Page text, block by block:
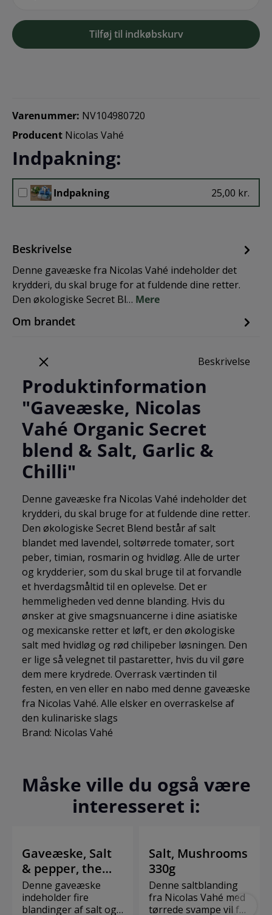
Tilføj til indkøbskurv
Varenummer: NV104980720
Producent Nicolas Vahé
Indpakning:
Indpakning 25,00 kr.
Beskrivelse
Denne gaveæske fra Nicolas Vahé indeholder det
krydderi, du skal bruge for at fuldende dine retter.
Den økologiske Secret Bl… Mere
Om brandet
Beskrivelse
Produktinformation
"Gaveæske, Nicolas
Vahé Organic Secret
blend & Salt, Garlic &
Chilli"
Denne gaveæske fra Nicolas Vahé indeholder det
krydderi, du skal bruge for at fuldende dine retter.
Den økologiske Secret Blend består af salt
blandet med lavendel, soltørrede tomater, sort
peber, timian, rosmarin og hvidløg. Alle de urter
og krydderier, som du skal bruge til at forvandle
et hverdagsmåltid til en oplevelse. Det er
hemmeligheden ved denne blanding. Hvis du
ønsker at give smagsnuancerne i dine asiatiske
og mexicanske retter et løft, er den økologiske
salt med hvidløg og rød chilipeber løsningen. Den
er lige så velegnet til pastaretter, hvis du vil gøre
dem mere krydrede. Overrask værtinden til
festen, en ven eller en nabo med denne gaveæske
fra Nicolas Vahé. Alle elsker en overraskelse af
den kulinariske slags
Brand: Nicolas Vahé
Måske ville du også være
interesseret i:
Gaveæske, Salt
& pepper, the
mixed story,
130|115|120|65
Denne gaveæske
indeholder fire
blandinger af salt og
Salt, Mushrooms
330g
Denne saltblanding
fra Nicolas Vahé med
tørrede svampe vil få